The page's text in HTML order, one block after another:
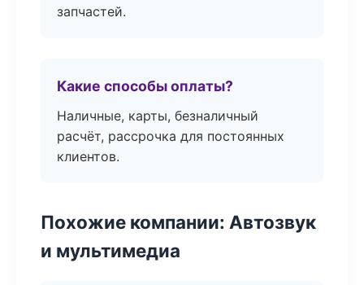
запчастей.
Какие способы оплаты?
Наличные, карты, безналичный
расчёт, рассрочка для постоянных
клиентов.
Похожие компании: Автозвук
и мультимедиа